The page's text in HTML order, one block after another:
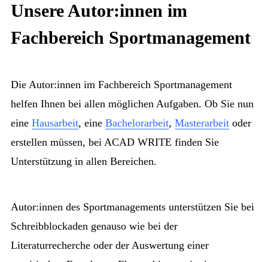
Unsere Autor:innen im
Fachbereich Sportmanagement
Die Autor:innen im Fachbereich Sportmanagement
helfen Ihnen bei allen möglichen Aufgaben. Ob Sie nun
eine Hausarbeit, eine Bachelorarbeit, Masterarbeit oder
erstellen müssen, bei ACAD WRITE finden Sie
Unterstützung in allen Bereichen.
Autor:innen des Sportmanagements unterstützen Sie bei
Schreibblockaden genauso wie bei der
Literaturrecherche oder der Auswertung einer